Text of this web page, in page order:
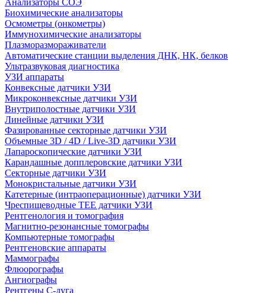
Анализаторы СОЭ
Биохимические анализаторы
Осмометры (онкометры)
Иммунохимические анализаторы
Плазморазмораживатели
Автоматические станции выделения ДНК, НК, белков
Ультразвуковая диагностика
УЗИ аппараты
Конвексные датчики УЗИ
Микроконвексные датчики УЗИ
Внутриполостные датчики УЗИ
Линейные датчики УЗИ
Фазированные секторные датчики УЗИ
Объемные 3D / 4D / Live-3D датчики УЗИ
Лапароскопические датчики УЗИ
Карандашные допплеровские датчики УЗИ
Секторные датчики УЗИ
Монокристальные датчики УЗИ
Катетерные (интраоперационные) датчики УЗИ
Чреспищеводные TEE датчики УЗИ
Рентгенология и томография
Магнитно-резонансные томографы
Компьютерные томографы
Рентгеновские аппараты
Маммографы
Флюорографы
Ангиографы
Рентгены С-дуга